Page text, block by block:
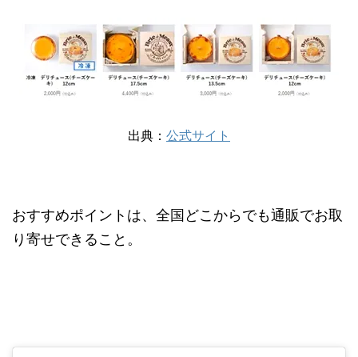
出典： 公式サイト
おすすめポイントは、全国どこからでも通販でお取
り寄せできること。